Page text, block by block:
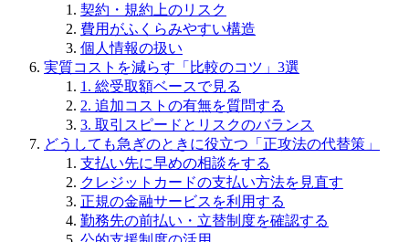
契約・規約上のリスク
費用がふくらみやすい構造
個人情報の扱い
実質コストを減らす「比較のコツ」3選
1. 総受取額ベースで見る
2. 追加コストの有無を質問する
3. 取引スピードとリスクのバランス
どうしても急ぎのときに役立つ「正攻法の代替策」
支払い先に早めの相談をする
クレジットカードの支払い方法を見直す
正規の金融サービスを利用する
勤務先の前払い・立替制度を確認する